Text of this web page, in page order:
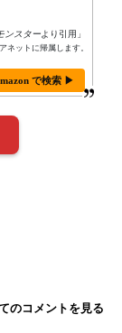
ンスターより引用」
ネットに帰属します。
で検索 ▶
のコメントを見る